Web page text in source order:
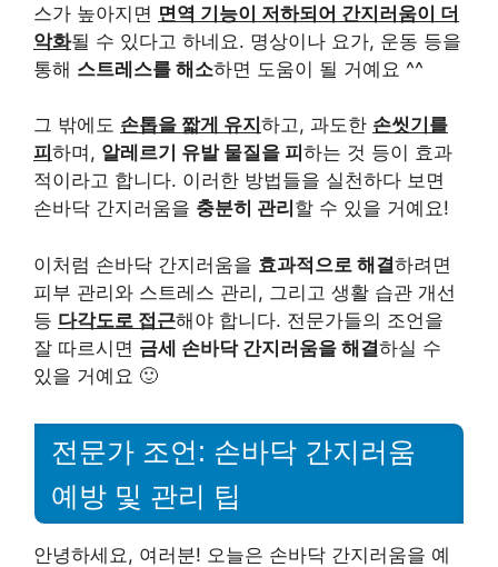
스가 높아지면 면역 기능이 저하되어 간지러움이 더
악화될 수 있다고 하네요. 명상이나 요가, 운동 등을
통해 스트레스를 해소하면 도움이 될 거예요 ^^
그 밖에도 손톱을 짧게 유지 하고, 과도한 손씻기를
피 하며, 알레르기 유발 물질을 피 하는 것 등이 효과
적이라고 합니다. 이러한 방법들을 실천하다 보면
손바닥 간지러움을 충분히 관리 할 수 있을 거예요!
이처럼 손바닥 간지러움을 효과적으로 해결하려면
피부 관리와 스트레스 관리, 그리고 생활 습관 개선
등 다각도로 접근해야 합니다. 전문가들의 조언을
잘 따르시면 금세 손바닥 간지러움을 해결하실 수
있을 거예요 🙂
전문가 조언: 손바닥 간지러움
예방 및 관리 팁
안녕하세요, 여러분! 오늘은 손바닥 간지러움을 예